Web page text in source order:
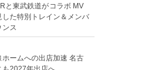
と東武鉄道がコラボ MV
た特別トレイン＆メンバ
ンス
ームへの出店加速 名古